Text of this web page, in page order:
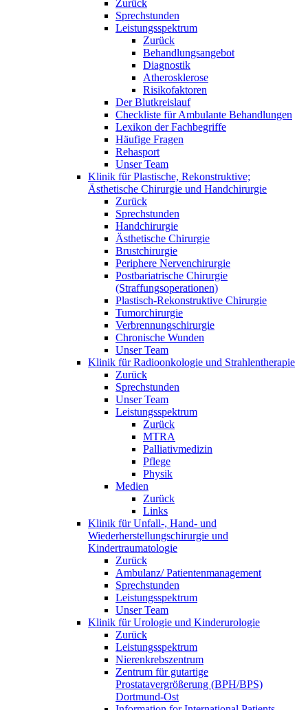
Zurück
Sprechstunden
Leistungsspektrum
Zurück
Behandlungsangebot
Diagnostik
Atherosklerose
Risikofaktoren
Der Blutkreislauf
Checkliste für Ambulante Behandlungen
Lexikon der Fachbegriffe
Häufige Fragen
Rehasport
Unser Team
Klinik für Plastische, Rekonstruktive;
Ästhetische Chirurgie und Handchirurgie
Zurück
Sprechstunden
Handchirurgie
Ästhetische Chirurgie
Brustchirurgie
Periphere Nervenchirurgie
Postbariatrische Chirurgie
(Straffungsoperationen)
Plastisch-Rekonstruktive Chirurgie
Tumorchirurgie
Verbrennungschirurgie
Chronische Wunden
Unser Team
Klinik für Radioonkologie und Strahlentherapie
Zurück
Sprechstunden
Unser Team
Leistungsspektrum
Zurück
MTRA
Palliativmedizin
Pflege
Physik
Medien
Zurück
Links
Klinik für Unfall-, Hand- und
Wiederherstellungschirurgie und
Kindertraumatologie
Zurück
Ambulanz/ Patientenmanagement
Sprechstunden
Leistungsspektrum
Unser Team
Klinik für Urologie und Kinderurologie
Zurück
Leistungsspektrum
Nierenkrebszentrum
Zentrum für gutartige
Prostatavergrößerung (BPH/BPS)
Dortmund-Ost